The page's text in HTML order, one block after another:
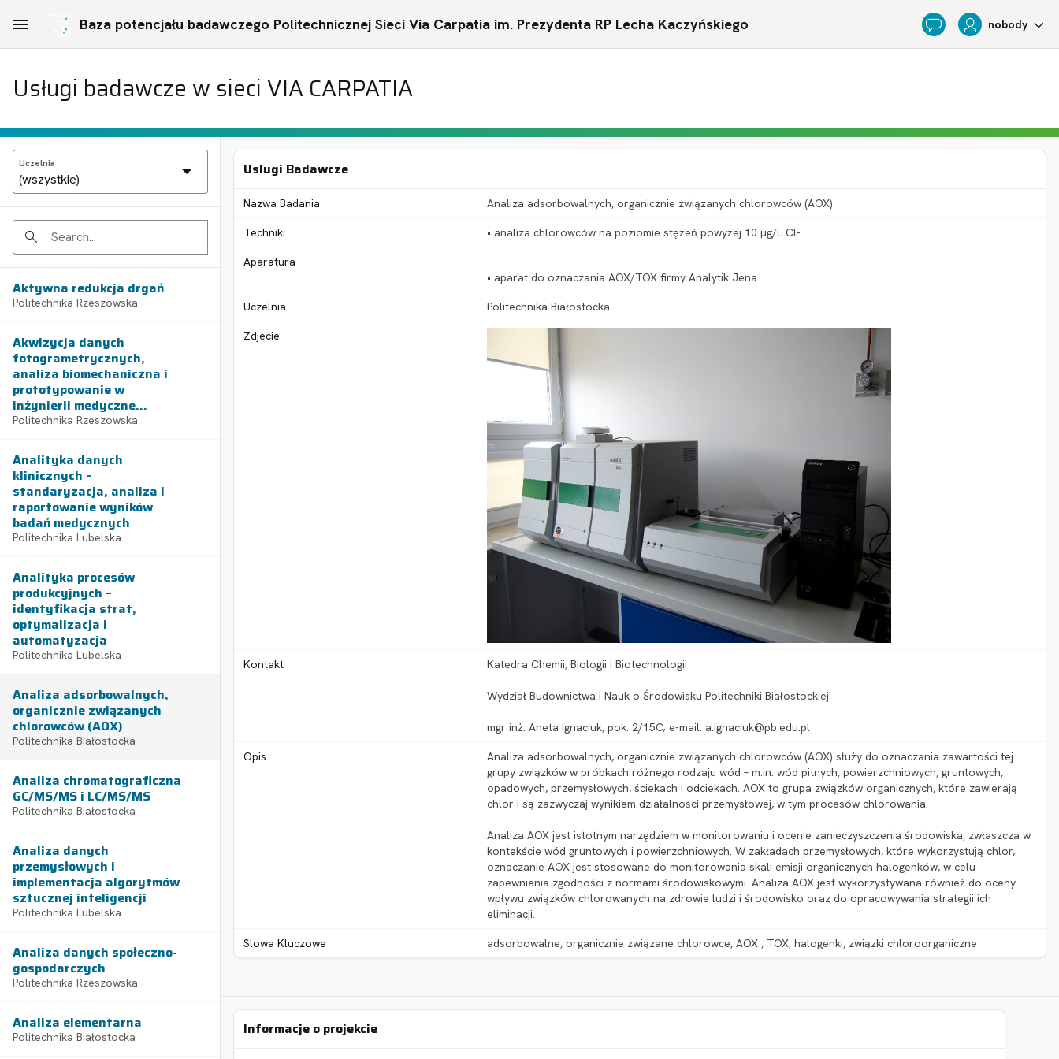
Baza potencjału badawczego Politechnicznej Sieci Via Carpatia im. Prezydenta RP Lecha Kaczyńskiego Feedback nobody
Usługi badawcze w sieci VIA CARPATIA
Uczelnia
Search
Aktywna redukcja drgań
Politechnika Rzeszowska
Akwizycja danych
fotogrametrycznych,
analiza biomechaniczna i
prototypowanie w
inżynierii medyczne...
Politechnika Rzeszowska
Analityka danych
klinicznych –
standaryzacja, analiza i
raportowanie wyników
badań medycznych
Politechnika Lubelska
Analityka procesów
produkcyjnych –
identyfikacja strat,
optymalizacja i
automatyzacja
Politechnika Lubelska
Analiza adsorbowalnych,
organicznie związanych
chlorowców (AOX)
Politechnika Białostocka
Analiza chromatograficzna
GC/MS/MS i LC/MS/MS
Politechnika Białostocka
Analiza danych
przemysłowych i
implementacja algorytmów
sztucznej inteligencji
Politechnika Lubelska
Analiza danych społeczno-
gospodarczych
Politechnika Rzeszowska
Analiza elementarna
Politechnika Białostocka
Uslugi Badawcze
Nazwa Badania Analiza adsorbowalnych, organicznie związanych chlorowców (AOX)
Techniki • analiza chlorowców na poziomie stężeń powyżej 10 µg/L Cl-
Aparatura
Uczelnia Politechnika Białostocka
Zdjecie
Kontakt Katedra Chemii, Biologii i Biotechnologii
Wydział Budownictwa i Nauk o Środowisku Politechniki Białostockiej
mgr inż. Aneta Ignaciuk, pok. 2/15C; e-mail: a.ignaciuk@pb.edu.pl
Opis
Analiza adsorbowalnych, organicznie związanych chlorowców (AOX) służy do oznaczania zawartości tej
grupy związków w próbkach różnego rodzaju wód – m.in. wód pitnych, powierzchniowych, gruntowych,
opadowych, przemysłowych, ściekach i odciekach. AOX to grupa związków organicznych, które zawierają
chlor i są zazwyczaj wynikiem działalności przemysłowej, w tym procesów chlorowania.
Analiza AOX jest istotnym narzędziem w monitorowaniu i ocenie zanieczyszczenia środowiska, zwłaszcza w
kontekście wód gruntowych i powierzchniowych. W zakładach przemysłowych, które wykorzystują chlor,
oznaczanie AOX jest stosowane do monitorowania skali emisji organicznych halogenków, w celu
zapewnienia zgodności z normami środowiskowymi. Analiza AOX jest wykorzystywana również do oceny
wpływu związków chlorowanych na zdrowie ludzi i środowisko oraz do opracowywania strategii ich
eliminacji.
Slowa Kluczowe adsorbowalne, organicznie związane chlorowce, AOX , TOX, halogenki, związki chloroorganiczne
Informacje o projekcie